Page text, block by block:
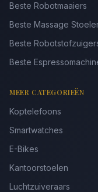
Beste Robotmaaiers
Beste Massage
Beste
Beste
MEER CATEGORIEËN
Koptelefoons
Smartwatches
E-Bikes
Kantoorstoelen
Luchtzuiveraars